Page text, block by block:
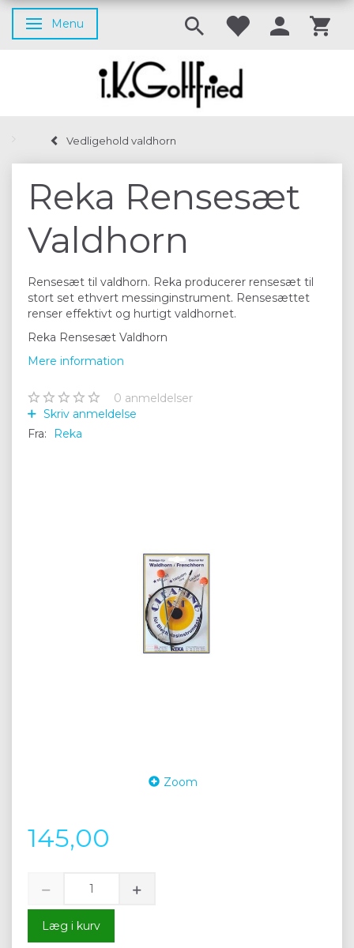
Skifte navigation
Menu
Vedligehold valdhorn
Reka Rensesæt
Valdhorn
Rensesæt til valdhorn. Reka producerer rensesæt til
stort set ethvert messinginstrument. Rensesættet
renser effektivt og hurtigt valdhornet.
Reka Rensesæt Valdhorn
Mere information
0 anmeldelser
Skriv anmeldelse
Fra:
Reka
Zoom
145,00
Læg i kurv